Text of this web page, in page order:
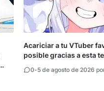
Acariciar a tu VTuber
posible gracias a esta
0-5 de agosto de 2026